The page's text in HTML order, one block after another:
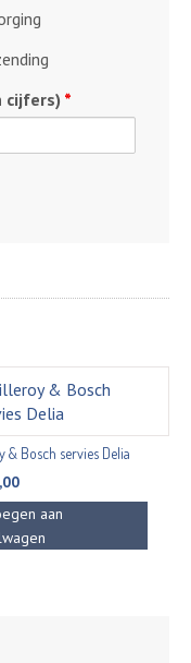
cijfers) *
& Bosch servies Delia
aan